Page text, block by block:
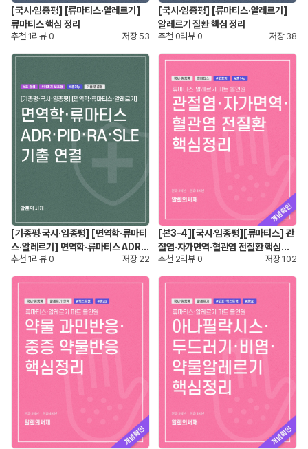
[국시·임종평] [류마티스·알레르기]
류마티스 핵심 정리
추천 1리뷰 0 저장 53
[국시·임종평] [류마티스·알레르기]
알레르기 질환 핵심 정리
추천 0리뷰 0 저장 38
[기종평·국시·임종평] [면역학·류마티
스·알레르기] 면역학·류마티스 ADR·P
ID·RA·SLE 기출 연결
추천 1리뷰 0 저장 22
[본3–4][국시·임종평][류마티스] 관
절염·자가면역·혈관염 전질환 핵심정
리
추천 2리뷰 0 저장102